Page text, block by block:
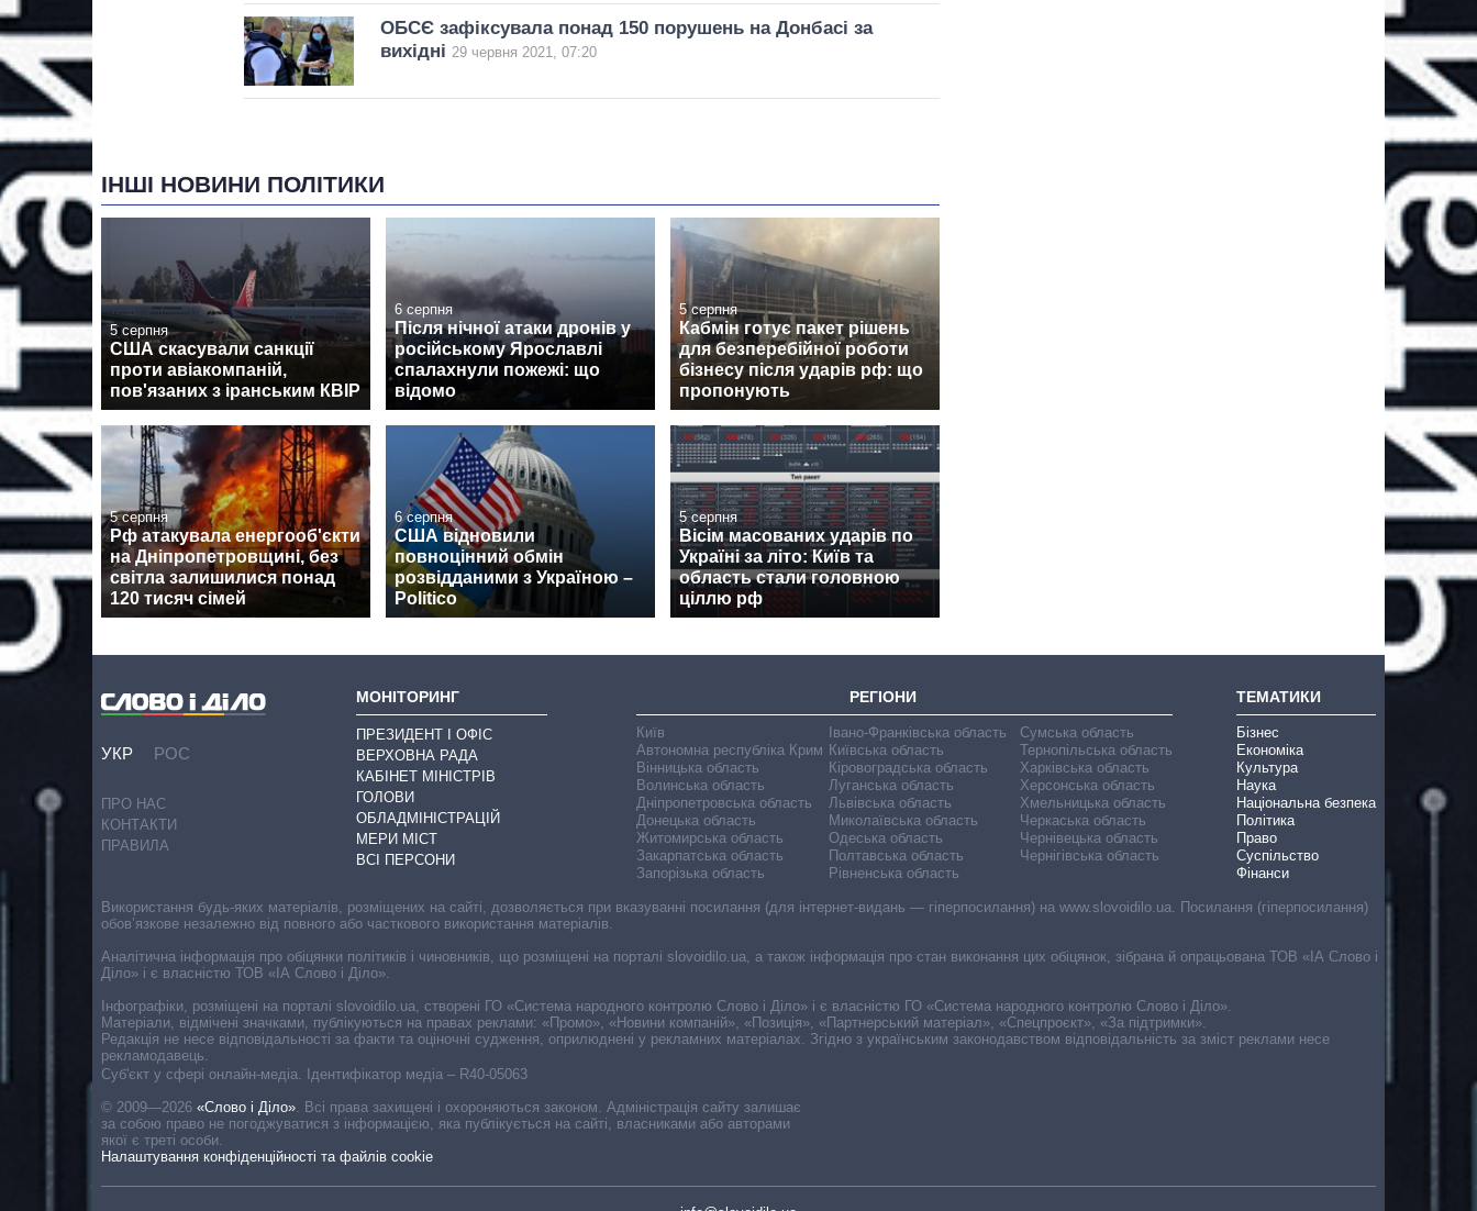
ОБСЄ зафіксувала понад 150 порушень на Донбасі за
вихідні 29 червня 2021, 07:20
ІНШІ НОВИНИ ПОЛІТИКИ
5 серпня
США скасували санкції
проти авіакомпаній,
пов'язаних з іранським КВІР
6 серпня
Після нічної атаки дронів у
російському Ярославлі
спалахнули пожежі: що
відомо
5 серпня
Кабмін готує пакет рішень
для безперебійної роботи
бізнесу після ударів рф: що
пропонують
5 серпня
Рф атакувала енергооб'єкти
на Дніпропетровщині, без
світла залишилися понад
120 тисяч сімей
6 серпня
США відновили
повноцінний обмін
розвідданими з Україною –
Politico
5 серпня
Вісім масованих ударів по
Україні за літо: Київ та
область стали головною
ціллю рф
УКР РОС
ПРО НАС
КОНТАКТИ
ПРАВИЛА
МОНІТОРИНГ
ПРЕЗИДЕНТ І ОФІС
ВЕРХОВНА РАДА
КАБІНЕТ МІНІСТРІВ
ГОЛОВИ
ОБЛАДМІНІСТРАЦІЙ
МЕРИ МІСТ
ВСІ ПЕРСОНИ
РЕГІОНИ
Київ
Автономна республіка Крим
Вінницька область
Волинська область
Дніпропетровська область
Донецька область
Житомирська область
Закарпатська область
Запорізька область
Івано-Франківська область
Київська область
Кіровоградська область
Луганська область
Львівська область
Миколаївська область
Одеська область
Полтавська область
Рівненська область
Сумська область
Тернопільська область
Харківська область
Херсонська область
Хмельницька область
Черкаська область
Чернівецька область
Чернігівська область
ТЕМАТИКИ
Бізнес
Економіка
Культура
Наука
Національна безпека
Політика
Право
Суспільство
Фінанси
Cуб'єкт у сфері онлайн-медіа. Ідентифікатор медіа – R40-05063
© 2009—2026 «Слово і Діло» Всі права захищені і охороняються законом. Адміністрація сайту залишає
за собою право не погоджуватися з інформацією, яка публікується на сайті, власниками або авторами
якої є треті особи.
Налаштування конфіденційності та файлів cookie
Використання будь-яких матеріалів, розміщених на сайті, дозволяється при вказуванні посилання (для інтернет-видань — гіперпосилання) на www.slovoidilo.ua. Посилання (гіперпосилання)
обов’язкове незалежно від повного або часткового використання матеріалів.
Аналітична інформація про обіцянки політиків і чиновників, що розміщені на порталі slovoidilo.ua, а також інформація про стан виконання цих обіцянок, зібрана й опрацьована ТОВ «ІА Слово і
Діло» і є власністю ТОВ «ІА Слово і Діло».
Інфографіки, розміщені на порталі slovoidilo.ua, створені ГО «Система народного контролю Слово і Діло» і є власністю ГО «Система народного контролю Слово і Діло».
Матеріали, відмічені значками, публікуються на правах реклами: «Промо», «Новини компаній», «Позиція», «Партнерський матеріал», «Спецпроєкт», «За підтримки».
Редакція не несе відповідальності за факти та оціночні судження, оприлюднені у рекламних матеріалах. Згідно з українським законодавством відповідальність за зміст реклами несе
рекламодавець.